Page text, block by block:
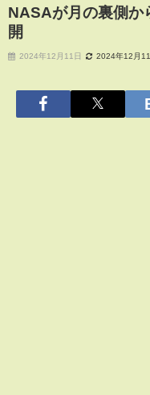
NASAが月の裏側か
開
2024年12月11日 2024年12月11